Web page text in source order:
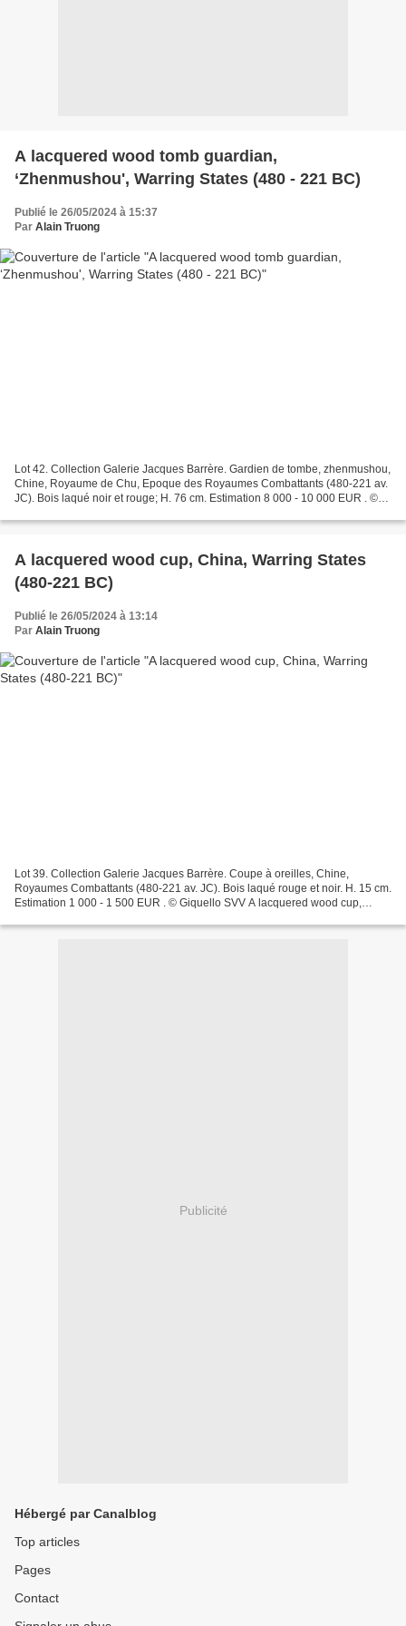
A lacquered wood tomb guardian,
‘Zhenmushou', Warring States (480 - 221 BC)
Publié le 26/05/2024 à 15:37
Par Alain Truong
Lot 42. Collection Galerie Jacques Barrère. Gardien de tombe, zhenmushou,
Chine, Royaume de Chu, Epoque des Royaumes Combattants (480-221 av.
JC). Bois laqué noir et rouge; H. 76 cm. Estimation 8 000 - 10 000 EUR . ©
A lacquered wood cup, China, Warring States
(480-221 BC)
Publié le 26/05/2024 à 13:14
Par Alain Truong
Lot 39. Collection Galerie Jacques Barrère. Coupe à oreilles, Chine,
Royaumes Combattants (480-221 av. JC). Bois laqué rouge et noir. H. 15 cm.
Estimation 1 000 - 1 500 EUR . © Giquello SVV A lacquered wood cup,
Publicité
Hébergé par Canalblog
Top articles
Pages
Contact